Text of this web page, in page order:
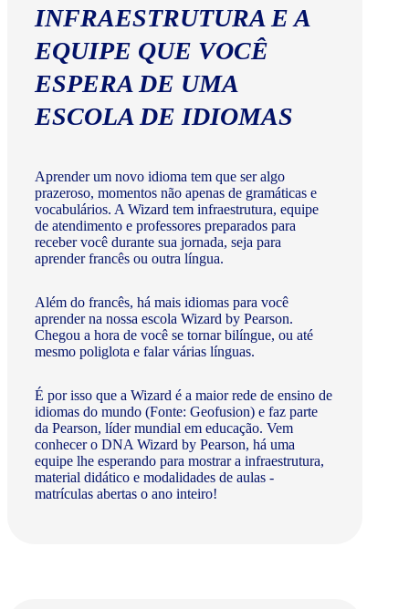
INFRAESTRUTURA E A
EQUIPE QUE VOCÊ
ESPERA DE UMA
ESCOLA DE IDIOMAS
Aprender um novo idioma tem que ser algo
prazeroso, momentos não apenas de gramáticas e
vocabulários. A Wizard tem infraestrutura, equipe
de atendimento e professores preparados para
receber você durante sua jornada, seja para
aprender francês ou outra língua.
Além do francês, há mais idiomas para você
aprender na nossa escola Wizard by Pearson.
Chegou a hora de você se tornar bilíngue, ou até
mesmo poliglota e falar várias línguas.
É por isso que a Wizard é a maior rede de ensino de
idiomas do mundo (Fonte: Geofusion) e faz parte
da Pearson, líder mundial em educação. Vem
conhecer o DNA Wizard by Pearson, há uma
equipe lhe esperando para mostrar a infraestrutura,
material didático e modalidades de aulas -
matrículas abertas o ano inteiro!